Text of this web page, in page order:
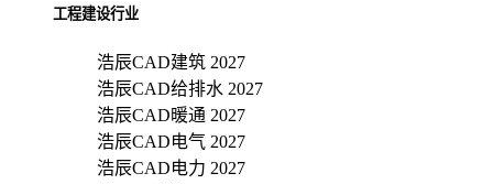
工程建设行业
浩辰CAD建筑 2027
浩辰CAD给排水 2027
浩辰CAD暖通 2027
浩辰CAD电气 2027
浩辰CAD电力 2027